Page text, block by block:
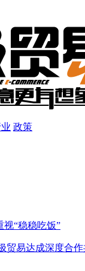
政策
“稳稳吃饭”
贸易达成深度合